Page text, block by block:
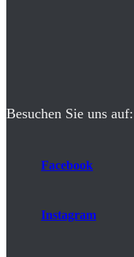
Besuchen Sie uns auf:
Facebook
Instagram